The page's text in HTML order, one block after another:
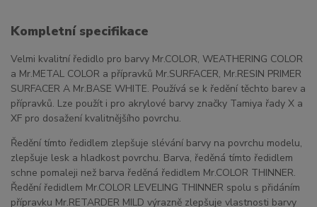
Kompletní specifikace
Velmi kvalitní ředidlo pro barvy Mr.COLOR, WEATHERING COLOR
a Mr.METAL COLOR a přípravků Mr.SURFACER, Mr.RESIN PRIMER
SURFACER A Mr.BASE WHITE. Používá se k ředění těchto barev a
přípravků. Lze použít i pro akrylové barvy značky Tamiya řady X a
XF pro dosažení kvalitnějšího povrchu.
Ředění tímto ředidlem zlepšuje slévání barvy na povrchu modelu,
zlepšuje lesk a hladkost povrchu. Barva, ředěná tímto ředidlem
schne pomaleji než barva ředěná ředidlem Mr.COLOR THINNER.
Ředění ředidlem Mr.COLOR LEVELING THINNER spolu s přidáním
přípravku Mr.RETARDER MILD výrazně zlepšuje vlastnosti barvy